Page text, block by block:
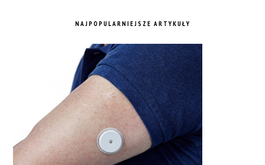
NAJPOPULARNIEJSZE ARTYKUŁY